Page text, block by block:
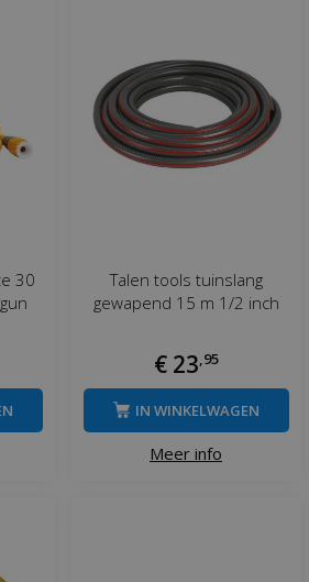
30
Talen tools tuinslang
gewapend 15 m 1/2 inch
€ 23 95
Meer info
IN WINKELWAGEN